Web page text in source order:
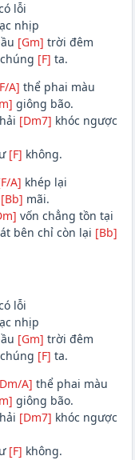
lỗi
nhịp
[Gm] trời đêm
[F] ta.
A] thể phai màu
giông bão.
[Dm7] khóc ngược
[F] không.
A] khép lại
[Bb] mãi.
vốn chẳng tồn tại
bên chỉ còn lại [Bb]
lỗi
nhịp
[Gm] trời đêm
[F] ta.
A] thể phai màu
giông bão.
[Dm7] khóc ngược
[F] không.